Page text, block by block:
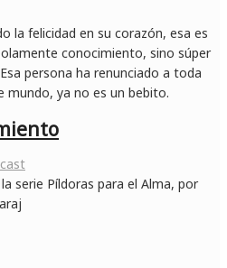
la felicidad en su corazón, esa es
conocimiento, sino súper
persona ha renunciado a toda
mundo, ya no es un bebito.
serie Píldoras para el Alma, por